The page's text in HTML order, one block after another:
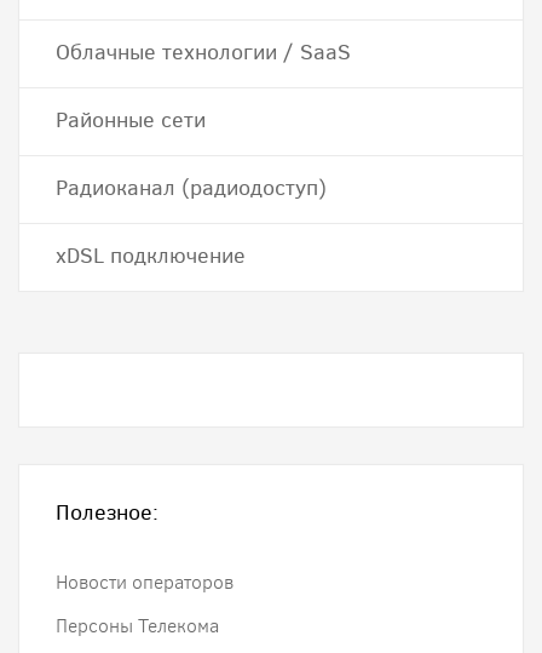
Облачные технологии / SaaS
Районные сети
Радиоканал (радиодоступ)
хDSL подключение
Полезное:
Новости операторов
Персоны Телекома